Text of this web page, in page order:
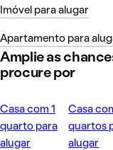
Imóvel para alugar
Apartamento para
Amplie as
procure por
Casa com 1
quarto para
alugar
Casa
quartos
alugar